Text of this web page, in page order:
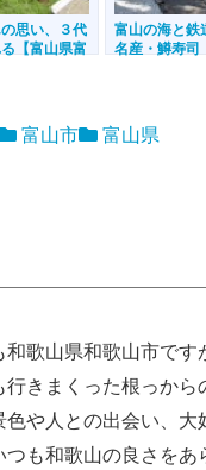
思い、３代
【富山県富
富山の海と鉄
名産・鱒寿司
富山市
富山県
和歌山県和歌山市で
行きまくった根っから
色や人との出会い、大
つも和歌山の良さを